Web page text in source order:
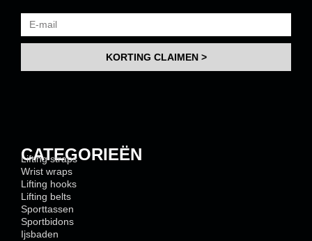
KORTING CLAIMEN >
CATEGORIEËN
Lifting straps
Wrist wraps
Lifting hooks
Lifting belts
Sporttassen
Sportbidons
Ijsbaden